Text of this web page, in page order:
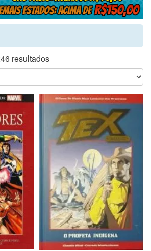
resultados